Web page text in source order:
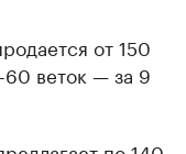
от 150
60 веток — за 9